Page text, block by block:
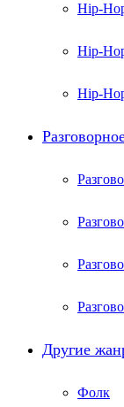
Hip-
Hip-
Hip-
Другие
Фолк